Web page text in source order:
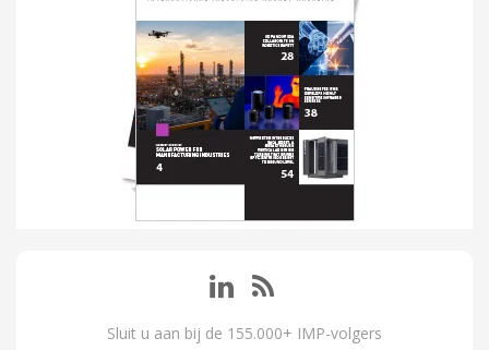
Sluit u aan bij de 155.000+ IMP-volgers